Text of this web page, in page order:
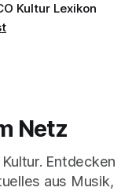
Kultur Lexikon
Netz
Entdecken
aus Musik,